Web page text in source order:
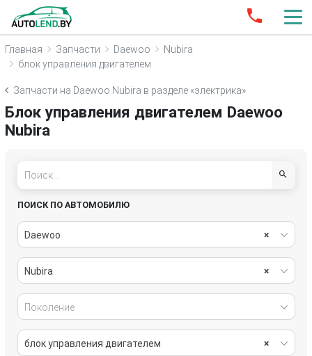
Главная Запчасти Daewoo
Nubira
блок управления двигателем
Запчасти на Daewoo Nubira в разделе «электрика»
Блок управления двигателем Daewoo
Nubira
ПОИСК ПО АВТОМОБИЛЮ
×
Daewoo
×
Nubira
Поколение
×
блок управления двигателем